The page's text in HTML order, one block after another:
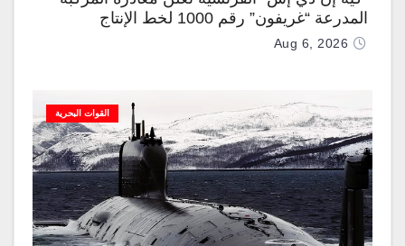
المدرعة “غريفون” رقم 1000 لخط الإنتاج
Aug 6, 2026
القوات البحرية